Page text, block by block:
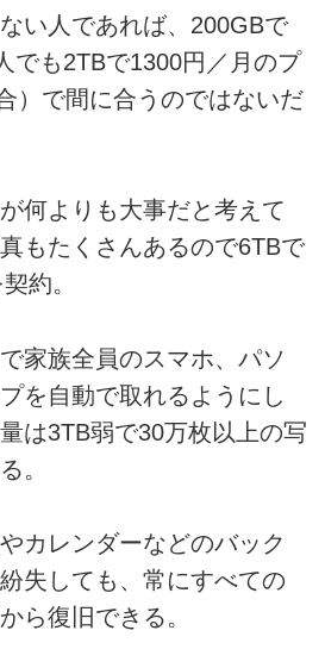
い人であれば、200GBで
でも2TBで1300円／月のプ
）で間に合うのではないだ
何よりも大事だと考えて
もたくさんあるので6TBで
約。
家族全員のスマホ、パソ
を自動で取れるようにし
は3TB弱で30万枚以上の写
。
カレンダーなどのバック
失しても、常にすべての
ら復旧できる。